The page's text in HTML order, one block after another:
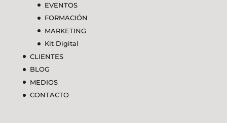
EVENTOS
FORMACIÓN
MARKETING
Kit Digital
CLIENTES
BLOG
MEDIOS
CONTACTO